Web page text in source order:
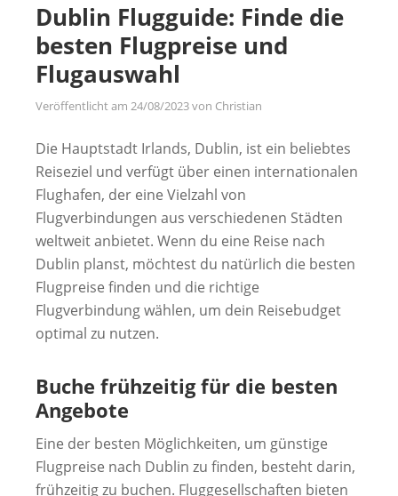
Dublin Flugguide: Finde die
besten Flugpreise und
Flugauswahl
Veröffentlicht am 24/08/2023von Christian
Die Hauptstadt Irlands, Dublin, ist ein beliebtes
Reiseziel und verfügt über einen internationalen
Flughafen, der eine Vielzahl von
Flugverbindungen aus verschiedenen Städten
weltweit anbietet. Wenn du eine Reise nach
Dublin planst, möchtest du natürlich die besten
Flugpreise finden und die richtige
Flugverbindung wählen, um dein Reisebudget
optimal zu nutzen.
Buche frühzeitig für die besten
Angebote
Eine der besten Möglichkeiten, um günstige
Flugpreise nach Dublin zu finden, besteht darin,
frühzeitig zu buchen. Fluggesellschaften bieten